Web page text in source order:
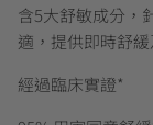
含5大舒敏成分，
適，提供即時舒
經過臨床實證*